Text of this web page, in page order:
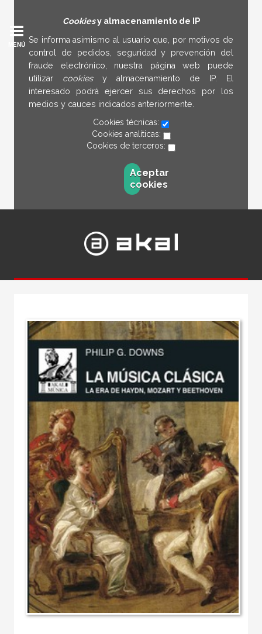
Cookiesy almacenamiento de IP
Se informa asimismo al usuario que, por motivos de
control de pedidos, seguridad y prevención del
fraude electrónico, nuestra página web puede
utilizar cookies y almacenamiento de IP. El
interesado podrá ejercer sus derechos por los
medios y cauces indicados anteriormente.
Cookies técnicas:
Cookies analíticas:
Cookies de terceros:
Aceptar
cookies
MENÚ